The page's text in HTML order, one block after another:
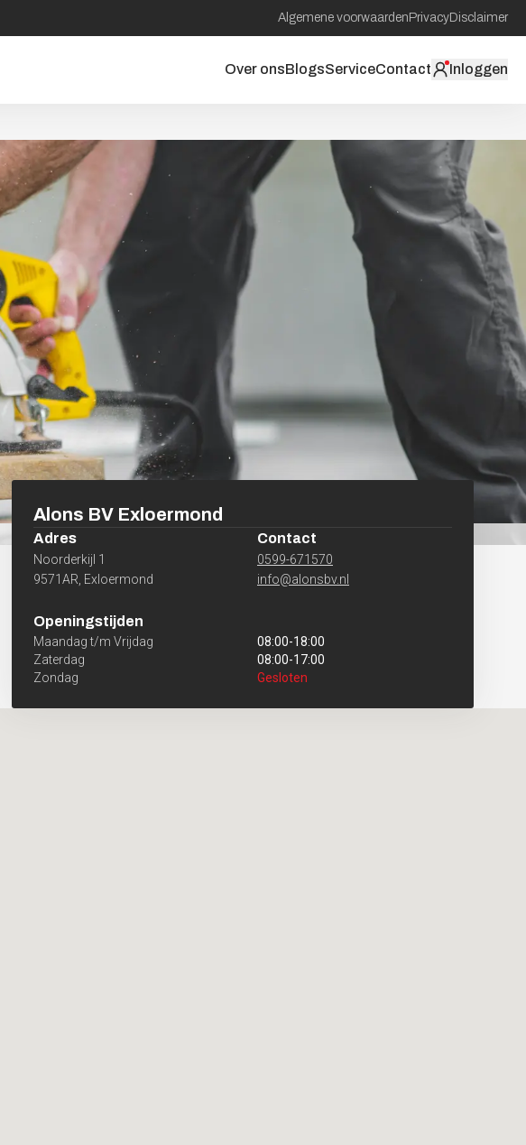
Algemene voorwaarden PrivacyDisclaimer
Over onsBlogsServiceContact Inloggen
Alons BV Exloermond
Adres
Noorderkijl 1
9571AR Exloermond
Contact
0599-671570
info@alonsbv.nl
Openingstijden
Maandag t/m Vrijdag 08:00-18:00
Zaterdag
08:00-17:00
Zondag
Gesloten